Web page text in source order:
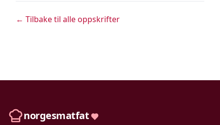
← Tilbake til alle oppskrifter
norgesmatfat